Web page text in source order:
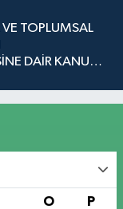
TOPLUMSAL
DAİR KANUN
O P